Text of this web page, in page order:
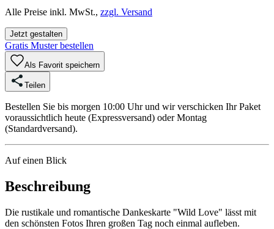
Alle Preise inkl. MwSt., zzgl. Versand
Jetzt gestalten
Gratis Muster bestellen
Als Favorit speichern
Teilen
Bestellen Sie bis morgen 10:00 Uhr und wir verschicken Ihr Paket
voraussichtlich heute (Expressversand) oder Montag
(Standardversand).
Auf einen Blick
Beschreibung
Die rustikale und romantische Dankeskarte "Wild Love" lässt mit
den schönsten Fotos Ihren großen Tag noch einmal aufleben.